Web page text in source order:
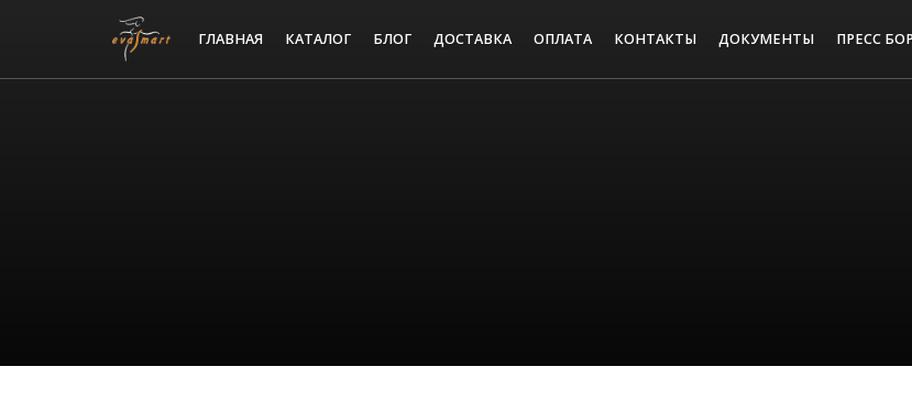
ГЛАВНАЯ КАТАЛОГ БЛОГ ДОСТАВКА ОПЛАТА КОНТАКТЫ ДОКУМЕНТЫ ПРЕСС